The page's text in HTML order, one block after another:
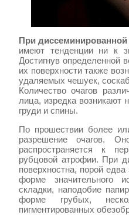
При
имеют тенденции ни к
Достигнув определенной
их поверхности также
удаляемых чешуек,
Количество очагов
лица, изредка возникают
груди и спины.
По прошествии более
разрешение очагов.
распространяется к
рубцовой атрофии. При
поверхностна, порой
форме значительного
складки, наподобие
форме грубых,
пигментированных